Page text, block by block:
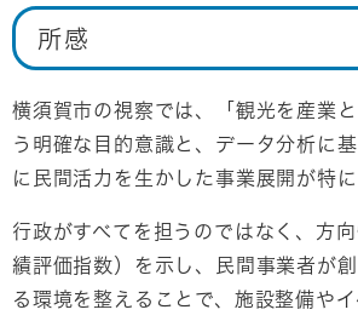
所感
横須賀市の視察では、「観光を産業
う明確な目的意識と、データ分析に
に民間活力を生かした事業展開が特に
行政がすべてを担うのではなく、方
績評価指数）を示し、民間事業者が
る環境を整えることで、施設整備や